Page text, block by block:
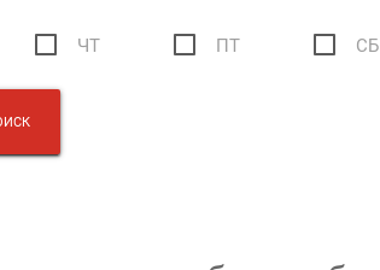
ЧТ ПТ СБ